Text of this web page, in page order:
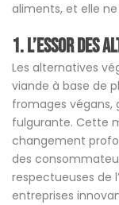
aliments, et elle
1. L’Essor des
Les alternatives
viande à base de
fromages végans,
fulgurante. Cette
changement
des
respectueuses de
entreprises